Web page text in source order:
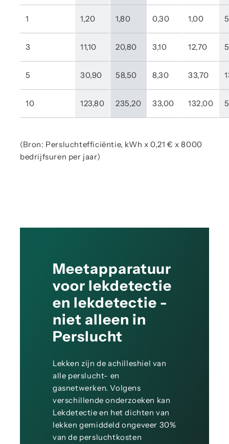
1 1,20 1,80 0,30 1,00
3 11,10 20,80 3,10 12,70
5 30,90 58,50 8,30 33,70
10 123,80 235,20 33,00 132,00
(Bron: Persluchtefficiëntie, kWh x 0,21 € x 8000
bedrijfsuren per jaar)
Meetapparatuur
voor lekdetectie
en lekdetectie -
niet alleen in
Perslucht
Lekken zijn de achilleshiel van
alle perslucht- en
gasnetwerken. Volgens
verschillende onderzoeken kan
Lekdetectie en het dichten van
lekken gemiddeld ongeveer 30%
van de persluchtkosten